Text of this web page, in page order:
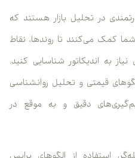
در تحلیل بازار هستند که
شما کمک می‌کنند تا روندها، نقاط
به اندیکاتور شناسایی کنید.
قیمتی و تحلیل روانشناسی
دقیق و به موقع در